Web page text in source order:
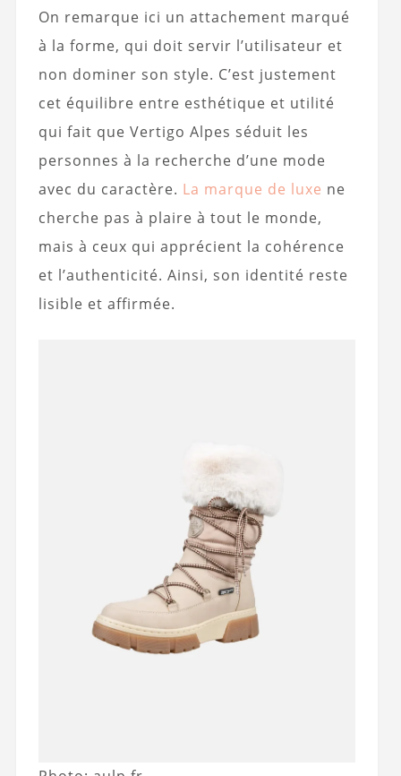
On remarque ici un attachement marqué
à la forme, qui doit servir l’utilisateur et
non dominer son style. C’est justement
cet équilibre entre esthétique et utilité
qui fait que Vertigo Alpes séduit les
personnes à la recherche d’une mode
avec du caractère. La marque de luxe ne
cherche pas à plaire à tout le monde,
mais à ceux qui apprécient la cohérence
et l’authenticité. Ainsi, son identité reste
lisible et affirmée.